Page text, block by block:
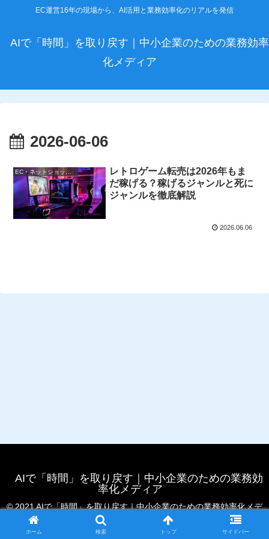
EC運営16年の現場から、AI活用と業務効率化のリアルを発信
AIで「時間」を取り戻す｜中小企業のための業務効率
化メディア
2026-06-06
EC・ネットショップ運営
レトロゲーム転売は2026年もま
だ稼げる？稼げるジャンルと死に
ジャンルを徹底解説
2026.06.06
AIで「時間」を取り戻す｜中小企業のための業務効
率化メディア
© 2021 AIで「時間」を取り戻す｜中小企業のための業務効率化メデ
ホーム 検索 トップ サイドバー